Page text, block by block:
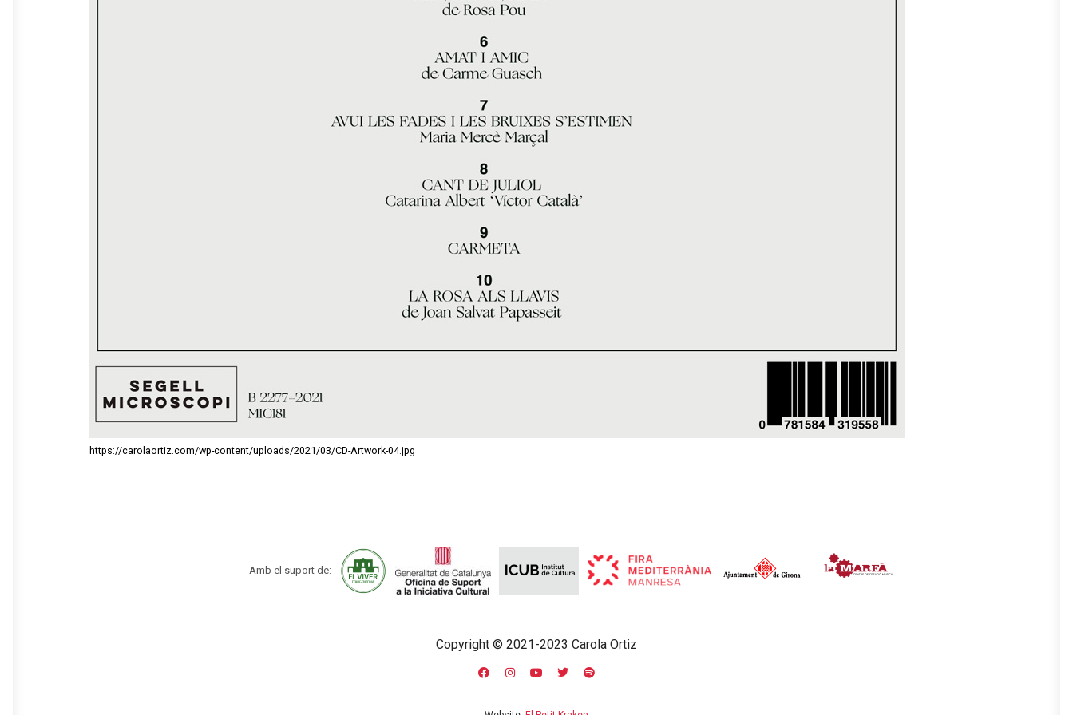
https://carolaortiz.com/wp-content/uploads/2021/03/CD-Artwork-04.jpg
Amb el suport de:
Copyright © 2021-2023 Carola Ortiz